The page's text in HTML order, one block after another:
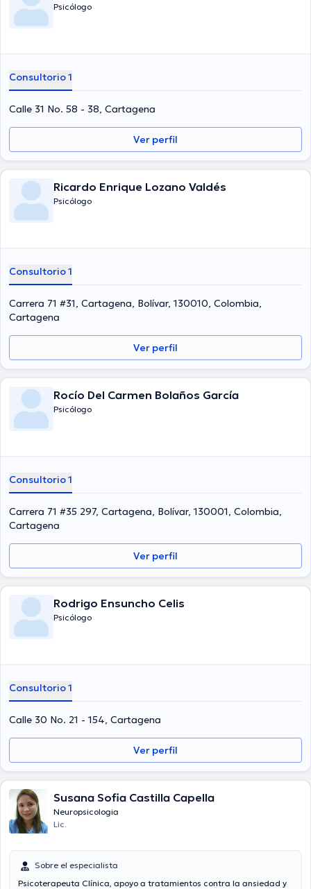
Psicólogo
Consultorio 1
Calle 31 No. 58 - 38, Cartagena
Ver perfil
Ricardo Enrique Lozano Valdés
Psicólogo
Consultorio 1
Carrera 71 #31, Cartagena, Bolívar, 130010, Colombia,
Cartagena
Ver perfil
Rocío Del Carmen Bolaños García
Psicólogo
Consultorio 1
Carrera 71 #35 297, Cartagena, Bolívar, 130001, Colombia,
Cartagena
Ver perfil
Rodrigo Ensuncho Celis
Psicólogo
Consultorio 1
Calle 30 No. 21 - 154, Cartagena
Ver perfil
Susana Sofia Castilla Capella
Neuropsicologia
Lic.
Sobre el especialista
Psicoterapeuta Clínica, apoyo a tratamientos contra la ansiedad y